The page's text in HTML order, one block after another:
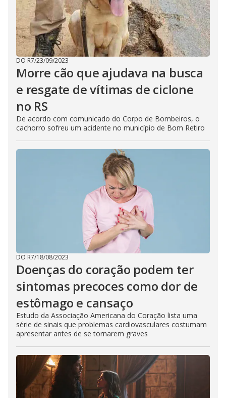
DO R7/23/09/2023
Morre cão que ajudava na busca
e resgate de vítimas de ciclone
no RS
De acordo com comunicado do Corpo de Bombeiros, o
cachorro sofreu um acidente no município de Bom Retiro
DO R7/18/08/2023
Doenças do coração podem ter
sintomas precoces como dor de
estômago e cansaço
Estudo da Associação Americana do Coração lista uma
série de sinais que problemas cardiovasculares costumam
apresentar antes de se tornarem graves